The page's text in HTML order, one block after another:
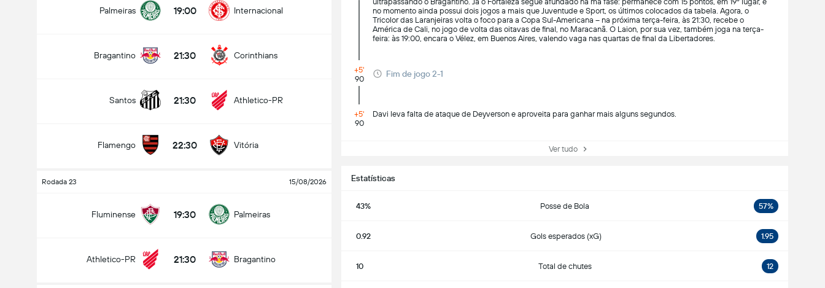
Palmeiras 19:00 Internacional
Bragantino 21:30 Corinthians
Santos 21:30 Athletico-PR
Flamengo 22:30 Vitória
Rodada 23 15/08/2026
Fluminense 19:30 Palmeiras
Athletico-PR 21:30 Bragantino
no momento ainda possui dois jogos a mais que Juventude e Sport, os últimos colocados da tabela. Agora, o
Tricolor das Laranjeiras volta o foco para a Copa Sul-Americana – na próxima terça-feira, às 21:30, recebe o
América de Cali, no jogo de volta das oitavas de final, no Maracanã. O Laion, por sua vez, também joga na terça-
feira: às 19:00, encara o Vélez, em Buenos Aires, valendo vaga nas quartas de final da Libertadores.
+5'
90
Fim de jogo 2-1
+5'
90
Davi leva falta de ataque de Deyverson e aproveita para ganhar mais alguns segundos.
Ver tudo
Estatísticas
43% Posse de Bola 57%
0.92 Gols esperados (xG) 1.95
10 Total de chutes 12